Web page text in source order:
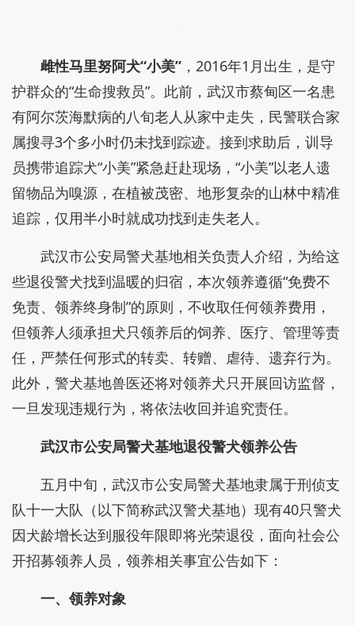
雌性马里努阿犬“小美” ，2016年1月出生，是守
护群众的“生命搜救员”。此前，武汉市蔡甸区一名患
有阿尔茨海默病的八旬老人从家中走失，民警联合家
属搜寻3个多小时仍未找到踪迹。接到求助后，训导
员携带追踪犬“小美”紧急赶赴现场，“小美”以老人遗
留物品为嗅源，在植被茂密、地形复杂的山林中精准
追踪，仅用半小时就成功找到走失老人。
武汉市公安局警犬基地相关负责人介绍，为给这
些退役警犬找到温暖的归宿，本次领养遵循“免费不
免责、领养终身制”的原则，不收取任何领养费用，
但领养人须承担犬只领养后的饲养、医疗、管理等责
任，严禁任何形式的转卖、转赠、虐待、遗弃行为。
此外，警犬基地兽医还将对领养犬只开展回访监督，
一旦发现违规行为，将依法收回并追究责任。
武汉市公安局警犬基地退役警犬领养公告
五月中旬，武汉市公安局警犬基地隶属于刑侦支
队十一大队（以下简称武汉警犬基地）现有40只警犬
因犬龄增长达到服役年限即将光荣退役，面向社会公
开招募领养人员，领养相关事宜公告如下：
一、领养对象